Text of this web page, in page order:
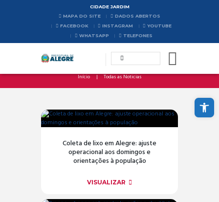
Abrir a barra de ferramentas
CIDADE JARDIM
MAPA DO SITE
DADOS ABERTOS
FACEBOOK
INSTAGRAM
YOUTUBE
WHATSAPP
TELEFONES
Início Todas as Noticias
Coleta de lixo em Alegre: ajuste
operacional aos domingos e
orientações à população
VISUALIZAR